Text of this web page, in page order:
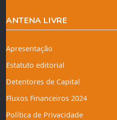
ANTENA LIVRE
Apresentação
Estatuto editorial
Detentores de Capital
Fluxos Financeiros 2024
Política de Privacidade